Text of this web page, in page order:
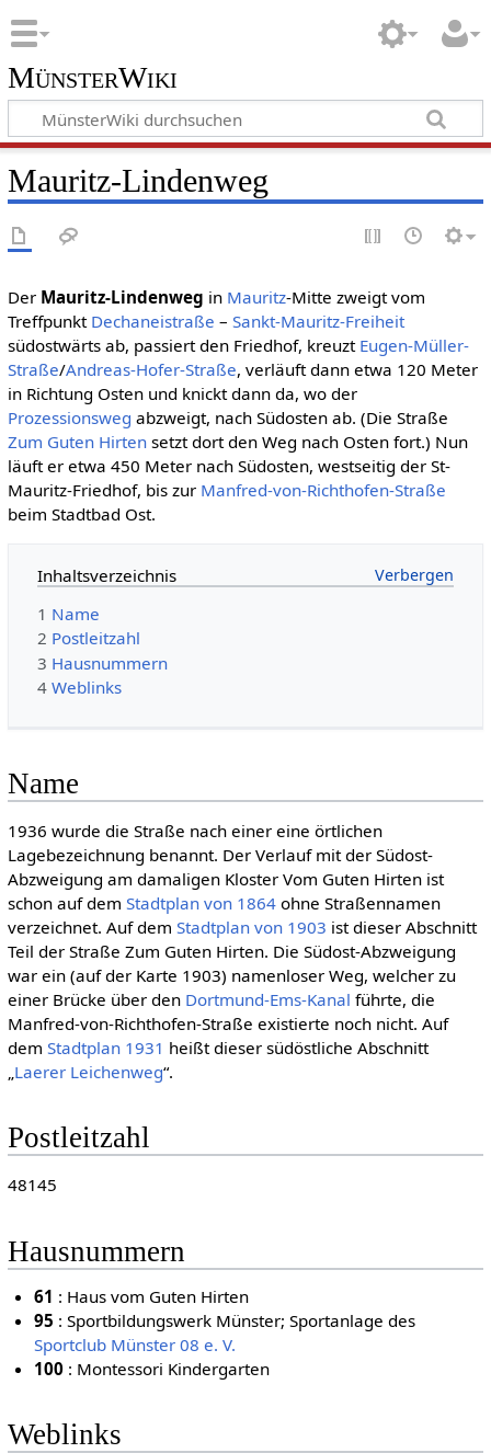
MünsterWiki
Mauritz-Lindenweg
Der Mauritz-Lindenweg in Mauritz-Mitte zweigt vom
Treffpunkt Dechaneistraße – Sankt-Mauritz-Freiheit
südostwärts ab, passiert den Friedhof, kreuzt Eugen-Müller-
Straße/Andreas-Hofer-Straße, verläuft dann etwa 120 Meter
in Richtung Osten und knickt dann da, wo der
Prozessionsweg abzweigt, nach Südosten ab. (Die Straße
Zum Guten Hirtensetzt dort den Weg nach Osten fort.) Nun
läuft er etwa 450 Meter nach Südosten, westseitig der St-
Mauritz-Friedhof, bis zur Manfred-von-Richthofen-Straße
beim Stadtbad Ost.
Inhaltsverzeichnis
1 Name
2 Postleitzahl
3 Hausnummern
4 Weblinks
Name
1936 wurde die Straße nach einer eine örtlichen
Lagebezeichnung benannt. Der Verlauf mit der Südost-
Abzweigung am damaligen Kloster Vom Guten Hirten ist
schon auf dem Stadtplan von 1864ohne Straßennamen
verzeichnet. Auf dem Stadtplan von 1903 ist dieser Abschnitt
Teil der Straße Zum Guten Hirten. Die Südost-Abzweigung
war ein (auf der Karte 1903) namenloser Weg, welcher zu
einer Brücke über den Dortmund-Ems-Kanal führte, die
Manfred-von-Richthofen-Straße existierte noch nicht. Auf
dem Stadtplan 1931 heißt dieser südöstliche Abschnitt
Laerer Leichenweg“.
Postleitzahl
48145
Hausnummern
61 : Haus vom Guten Hirten
95 : Sportbildungswerk Münster; Sportanlage des
Sportclub Münster 08 e. V.
100 : Montessori Kindergarten
Weblinks